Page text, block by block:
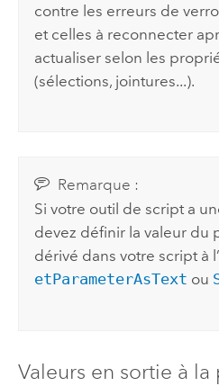
contre les erreurs de
et celles à reconnecter
actualiser selon les
(sélections, jointures...).
Remarque :
Si votre outil de script a
devez définir la valeur du
dérivé dans votre script à
etParameterAsText ou
Valeurs en sortie à